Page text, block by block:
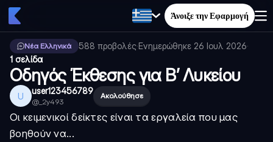
Άνοιξε την Εφαρμογή
Νέα Ελληνικά 588 προβολές·Ενημερώθηκε 26 Ιουλ 2026·
1 σελίδα
Οδηγός Έκθεσης για Β’ Λυκείου
U user123456789
@ _2y493
Ακολούθησε
Οι κειμενικοί δείκτες είναι τα εργαλεία που μας
βοηθούν να...